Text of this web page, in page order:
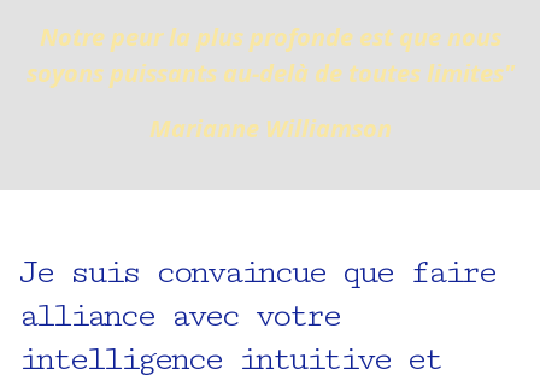
Notre peur la plus profonde est que nous
soyons puissants au-delà de toutes limites"
Marianne Williamson
Je suis convaincue que faire
alliance avec votre
intelligence intuitive et